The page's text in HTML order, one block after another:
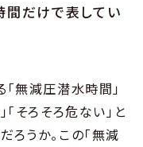
だけで表してい
無減圧潜水時間」
そろそろ危ない」と
うか。この「無減